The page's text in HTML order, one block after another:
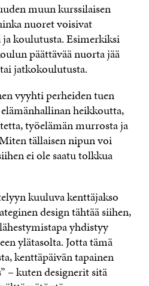
muun kurssilaisen
nuoret voisivat
koulutusta. Esimerkiksi
päättävää nuorta jää
jatkokoulutusta.
vyyhti perheiden tuen
heikkoutta,
työelämän murrosta ja
tällaisen nipun voi
ei ole saatu tolkkua
kuuluva kenttäjakso
design tähtää siihen,
yhdistyy
ylätasolta. Jotta tämä
kenttäpäivän tapainen
– kuten designerit sitä